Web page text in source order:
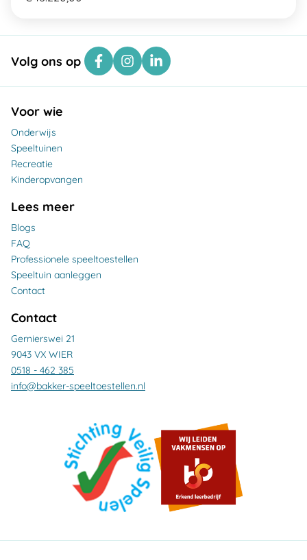
Volg ons op
Voor wie
Onderwijs
Speeltuinen
Recreatie
Kinderopvangen
Lees meer
Blogs
FAQ
Professionele speeltoestellen
Speeltuin aanleggen
Contact
Contact
Gernierswei 21
9043 VX WIER
0518 - 462 385
info@bakker-speeltoestellen.nl